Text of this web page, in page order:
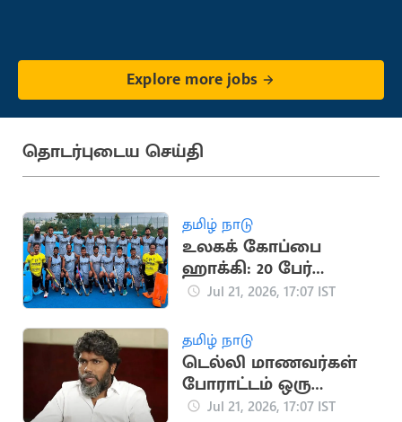
Explore more jobs
தொடர்புடைய செய்தி
தமிழ் நாடு
உலகக் கோப்பை
ஹாக்கி: 20 பேர்
கொண்ட இந்திய
Jul 21, 2026, 17:07 IST
தமிழ் நாடு
டெல்லி மாணவர்கள்
போராட்டம் ஒரு
தலைமுறையின்
Jul 21, 2026, 17:07 IST